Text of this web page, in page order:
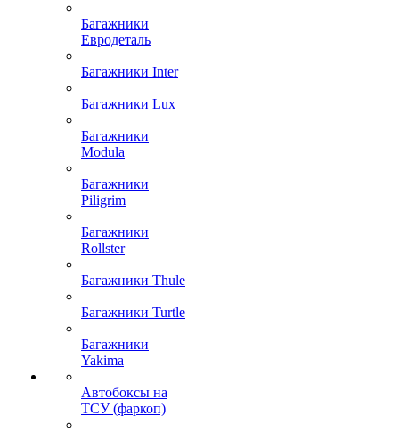
Багажники
Евродеталь
Багажники Inter
Багажники Lux
Багажники
Modula
Багажники
Piligrim
Багажники
Rollster
Багажники Thule
Багажники Turtle
Багажники
Yakima
Автобоксы на
ТСУ (фаркоп)